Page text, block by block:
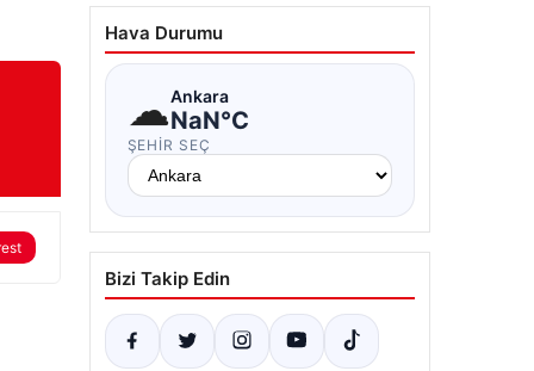
Hava Durumu
☁Ankara
NaN°C
ŞEHIR SEÇ
Bizi Takip Edin